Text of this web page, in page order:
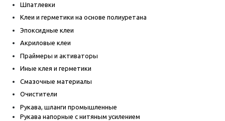
Шпатлевки
Клеи и герметики на основе полиуретана
Эпоксидные клеи
Акриловые клеи
Праймеры и активаторы
Иные клея и герметики
Смазочные материалы
Очистители
Рукава, шланги промышленные
Рукава напорные с нитяным усилением